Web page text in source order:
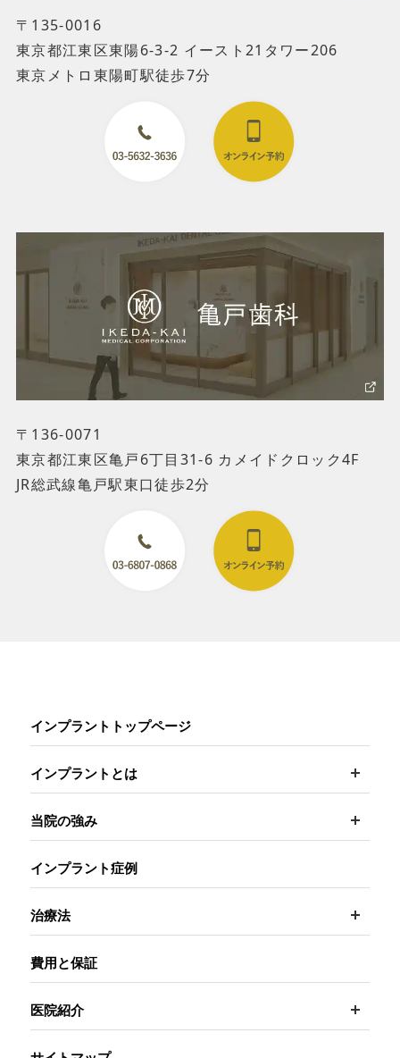
〒135-0016
東京都江東区東陽6-3-2 イースト21タワー206
東京メトロ東陽町駅徒歩7分
〒136-0071
東京都江東区亀戸6丁目31-6 カメイドクロック4F
JR総武線亀戸駅東口徒歩2分
インプラントトップページ
インプラントとは
当院の強み
インプラント症例
治療法
費用と保証
医院紹介